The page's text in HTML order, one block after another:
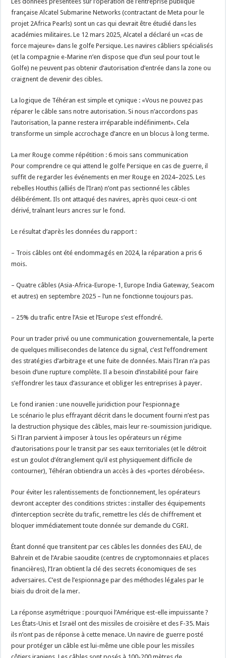
française Alcatel Submarine Networks (contractant de Meta pour le
projet 2Africa Pearls) sont un cas qui devrait être étudié dans les
académies militaires. Le 12 mars 2025, Alcatel a déclaré un «cas de
force majeure» dans le golfe Persique. Les navires câbliers spécialisés
(et la compagnie e-Marine n’en dispose que d’un seul pour tout le
Golfe) ne peuvent pas obtenir d’autorisation d’entrée dans la zone ou
craignent de devenir des cibles.
La logique de Téhéran est simple et cynique : «Vous ne pouvez pas
réparer le câble sans notre autorisation. Si nous n’accordons pas
l’autorisation, la panne restera irréparable indéfiniment». Cela
transforme un simple accrochage d’ancre en un blocus à long terme.
La mer Rouge comme répétition : 6 mois sans communication
Pour comprendre ce qui attend le golfe Persique en cas de guerre, il
suffit de regarder les événements en mer Rouge en 2024–2025. Les
rebelles Houthis (alliés de l’Iran) n’ont pas sectionné les câbles
délibérément. Ils ont attaqué des navires, après quoi ceux-ci ont
dérivé, traînant leurs ancres sur le fond.
Le résultat d’après les données du rapport :
– Trois câbles ont été endommagés en 2024, la réparation a pris 6
mois.
– Quatre câbles (Asia-Africa-Europe-1, Europe India Gateway, Seacom
et autres) en septembre 2025 – l’un ne fonctionne toujours pas.
– 25% du trafic entre l’Asie et l’Europe s’est effondré.
Pour un trader privé ou une communication gouvernementale, la perte
de quelques millisecondes de latence du signal, c’est l’effondrement
des stratégies d’arbitrage et une fuite de données. Mais l’Iran n’a pas
besoin d’une rupture complète. Il a besoin d’instabilité pour faire
s’effondrer les taux d’assurance et obliger les entreprises à payer.
Le fond iranien : une nouvelle juridiction pour l’espionnage
Le scénario le plus effrayant décrit dans le document fourni n’est pas
la destruction physique des câbles, mais leur re-soumission juridique.
Si l’Iran parvient à imposer à tous les opérateurs un régime
d’autorisations pour le transit par ses eaux territoriales (et le détroit
est un goulot d’étranglement qu’il est physiquement difficile de
contourner), Téhéran obtiendra un accès à des «portes dérobées».
Pour éviter les ralentissements de fonctionnement, les opérateurs
devront accepter des conditions strictes : installer des équipements
d’interception secrète du trafic, remettre les clés de chiffrement et
bloquer immédiatement toute donnée sur demande du CGRI.
Étant donné que transitent par ces câbles les données des EAU, de
Bahreïn et de l’Arabie saoudite (centres de cryptomonnaies et places
financières), l’Iran obtient la clé des secrets économiques de ses
adversaires. C’est de l’espionnage par des méthodes légales par le
biais du droit de la mer.
La réponse asymétrique : pourquoi l’Amérique est-elle impuissante ?
Les États-Unis et Israël ont des missiles de croisière et des F-35. Mais
ils n’ont pas de réponse à cette menace. Un navire de guerre posté
pour protéger un câble est lui-même une cible pour les missiles